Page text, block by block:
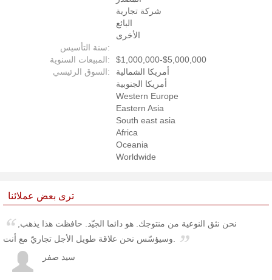
شركة تجارية
البائع
الأخرى
سنة التأسيس:
المبيعات السنوية:
$1,000,000-$5,000,000
السوق الرئيسي:
أمريكا الشمالية
أمريكا الجنوبية
Western Europe
Eastern Asia
South east asia
Africa
Oceania
Worldwide
ترى بعض عملائنا
نحن نثق النوعية من منتوجك. هو دائما الجيّد. حافظت هذا يذهب,
وسيؤسّس نحن علاقة طويل الأجل تجاريّ مع أنت.
سيد صفر